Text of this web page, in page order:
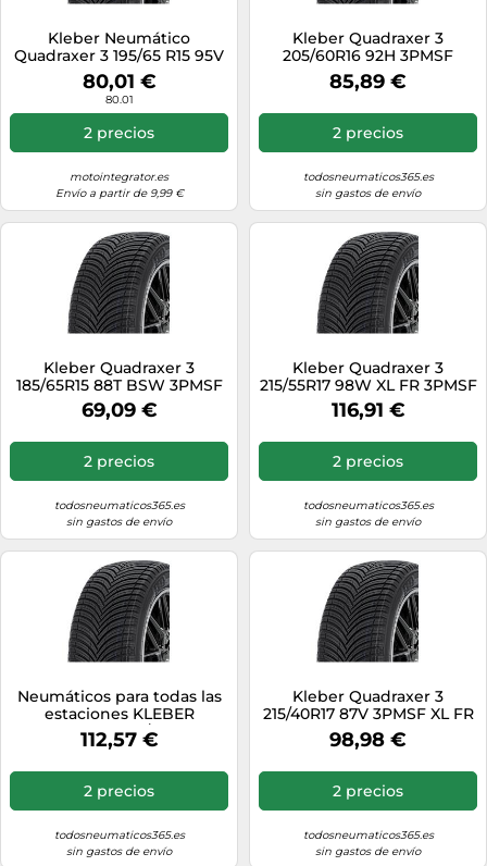
Kleber Neumático
Quadraxer 3 195/65 R15 95V
XL 3PMSF M+S
80,01 €
80.01
2 precios
motointegrator.es
Envío a partir de 9,99 €
Kleber Quadraxer 3
205/60R16 92H 3PMSF
85,89 €
2 precios
todosneumaticos365.es
sin gastos de envío
Kleber Quadraxer 3
185/65R15 88T BSW 3PMSF
69,09 €
2 precios
todosneumaticos365.es
sin gastos de envío
Kleber Quadraxer 3
215/55R17 98W XL FR 3PMSF
116,91 €
2 precios
todosneumaticos365.es
sin gastos de envío
Neumáticos para todas las
estaciones KLEBER
Quadraxer3 205/50R17 XL
93W
112,57 €
2 precios
todosneumaticos365.es
sin gastos de envío
Kleber Quadraxer 3
215/40R17 87V 3PMSF XL FR
98,98 €
2 precios
todosneumaticos365.es
sin gastos de envío